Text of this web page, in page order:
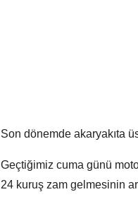
Son dönemde akaryakıta
Geçtiğimiz cuma günü
24 kuruş zam gelmesinin